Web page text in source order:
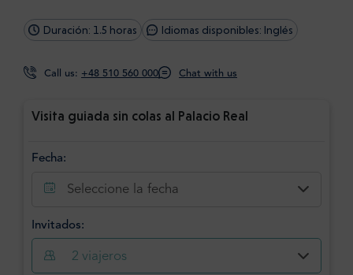
Duración: 1.5 horas Idiomas disponibles: Inglés
Call us: +48 510 560 000 Chat with us
Visita guiada sin colas al Palacio Real
Fecha:
Seleccione la fecha
Invitados:
2 viajeros